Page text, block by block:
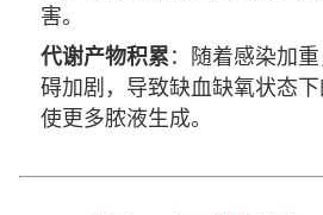
害。
代谢产物积累：随着感染加
碍加剧，导致缺血缺氧状态
使更多脓液生成。